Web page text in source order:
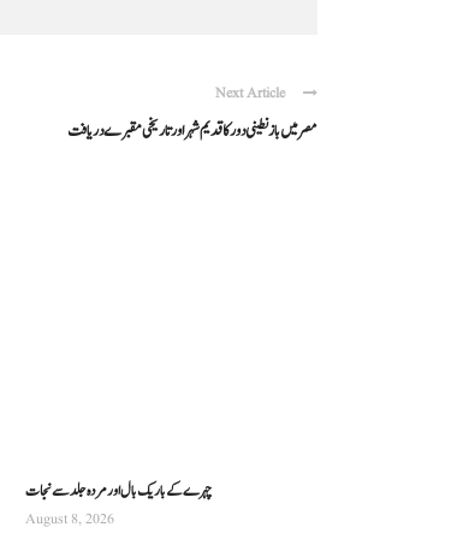
Next Article
مصر میں بازنطینی دور کا قدیم شہر اور تاریخی مقبرے دریافت
چہرے کے باریک بال اور مردہ جلد سے نجات
August 8, 2026